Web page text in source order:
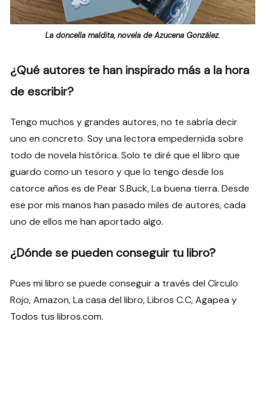
La doncella maldita, novela de Azucena González.
¿Qué autores te han inspirado más a la hora
de escribir?
Tengo muchos y grandes autores, no te sabría decir
uno en concreto. Soy una lectora empedernida sobre
todo de novela histórica. Solo te diré que el libro que
guardo como un tesoro y que lo tengo desde los
catorce años es de Pear S.Buck, La buena tierra. Desde
ese por mis manos han pasado miles de autores, cada
uno de ellos me han aportado algo.
¿Dónde se pueden conseguir tu libro?
Pues mi libro se puede conseguir a través del Círculo
Rojo, Amazon, La casa del libro, Libros C.C, Agapea y
Todos tus libros.com.